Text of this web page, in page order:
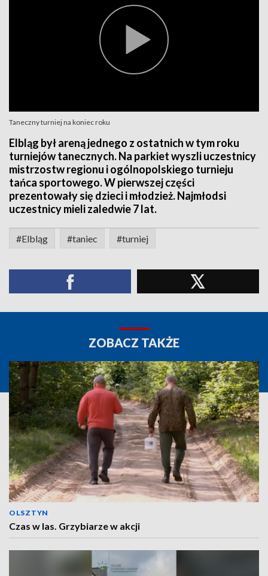
Taneczny turniej na koniec roku
Elbląg był areną jednego z ostatnich w tym roku
turniejów tanecznych. Na parkiet wyszli uczestnicy
mistrzostw regionu i ogólnopolskiego turnieju
tańca sportowego. W pierwszej części
prezentowały się dzieci i młodzież. Najmłodsi
uczestnicy mieli zaledwie 7 lat.
#Elbląg #taniec #turniej
ZOBACZ TAKŻE
OLSZTYN
Czas w las. Grzybiarze w akcji